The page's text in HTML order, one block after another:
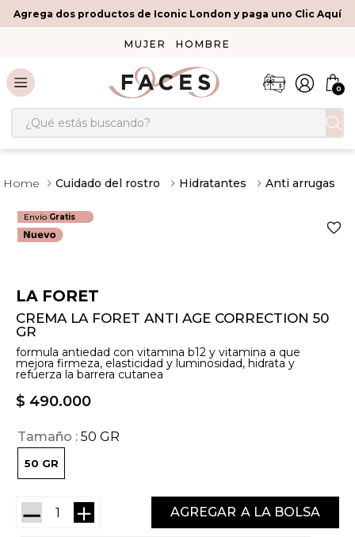
Agrega dos productos de Iconic London y paga uno Clic Aquí
MUJER HOMBRE
0
¿Qué estás buscando?
Cuidado del rostro Hidratantes Anti arrugas
Envío Gratis
LA FORET
CREMA LA FORET ANTI AGE CORRECTION 50
GR
formula antiedad con vitamina b12 y vitamina a que
mejora firmeza, elasticidad y luminosidad, hidrata y
refuerza la barrera cutanea
$ 490.000
Tamaño 50 GR
50 GR
＋
－ AGREGAR